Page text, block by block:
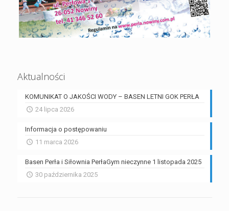
Aktualności
KOMUNIKAT O JAKOŚCI WODY – BASEN LETNI GOK PERŁA
24 lipca 2026
Informacja o postępowaniu
11 marca 2026
Basen Perła i Siłownia PerłaGym nieczynne 1 listopada 2025
30 października 2025